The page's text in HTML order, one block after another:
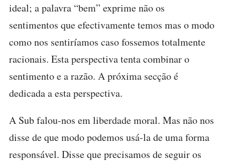
ideal; a palavra “bem” exprime não os
sentimentos que efectivamente temos mas o modo
como nos sentiríamos caso fossemos totalmente
racionais. Esta perspectiva tenta combinar o
sentimento e a razão. A próxima secção é
dedicada a esta perspectiva.
A Sub falou-nos em liberdade moral. Mas não nos
disse de que modo podemos usá-la de uma forma
responsável. Disse que precisamos de seguir os